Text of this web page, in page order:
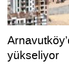
yükseliyor